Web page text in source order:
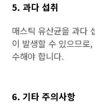
5. 과다 섭취
매스틱 유산균을 과다
이 발생할 수 있으므로
수해야 합니다.
6. 기타 주의사항